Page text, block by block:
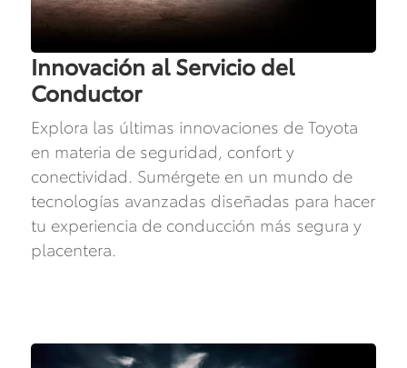
Innovación al Servicio del
Conductor
Explora las últimas innovaciones de Toyota
en materia de seguridad, confort y
conectividad. Sumérgete en un mundo de
tecnologías avanzadas diseñadas para hacer
tu experiencia de conducción más segura y
placentera.